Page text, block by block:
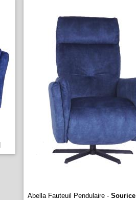
Abella Fauteuil Pendulaire - Sourice